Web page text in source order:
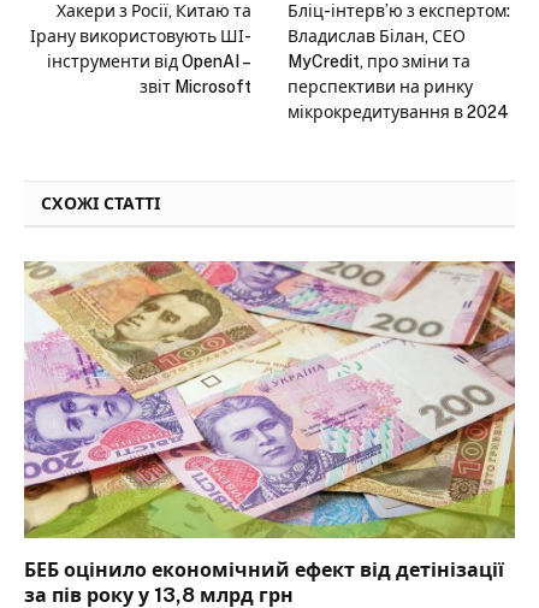
Хакери з Росії, Китаю та
Ірану використовують ШІ-
інструменти від OpenAI –
звіт Microsoft
Бліц-інтерв’ю з експертом:
Владислав Білан, СЕО
MyCredit, про зміни та
перспективи на ринку
мікрокредитування в 2024
СХОЖІ СТАТТІ
БЕБ оцінило економічний ефект від детінізації
за пів року у 13,8 млрд грн